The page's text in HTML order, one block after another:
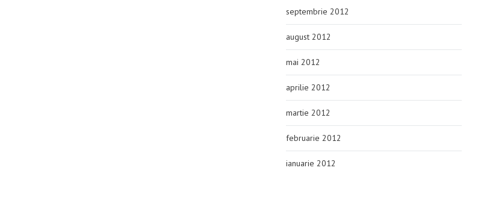
septembrie 2012
august 2012
mai 2012
aprilie 2012
martie 2012
februarie 2012
ianuarie 2012